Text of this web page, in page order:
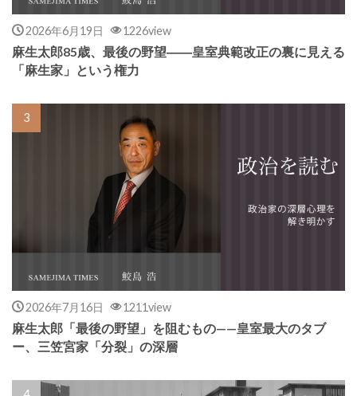
2026年6月19日 1226view
麻生太郎85歳、最後の野望――皇室典範改正の裏に見える
「麻生家」という権力
2026年7月16日 1211view
麻生太郎「最後の野望」を阻むもの——皇室最大のタブ
ー、三笠宮家「分裂」の深層